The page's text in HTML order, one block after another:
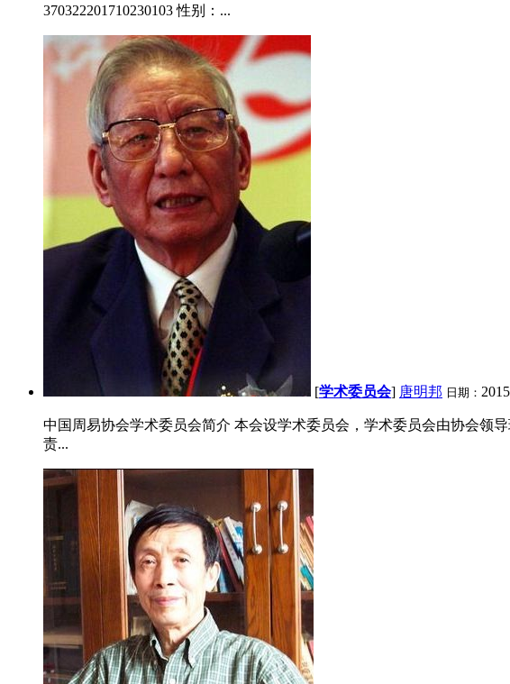
370322201710230103 性别：...
[学术委员会] 唐明邦 日期：
中国周易协会学术委员会简介 本会设学术委员会，学术委员会由协会领
责...